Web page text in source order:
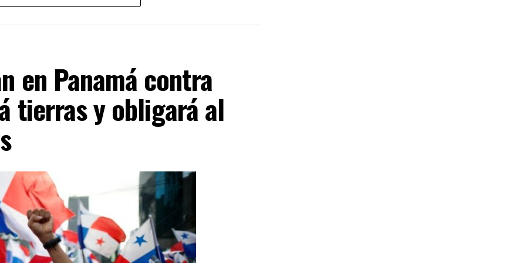
período.
0.2 puntos porcentuales registrado por el
Ministerio de Economía y Finanzas (MEF), que
ingresos del Gobierno Central. La relación entre
en 2012 a 7.1 % en 2025, mientras que los
de 18.7 % a 11.7 % en el mismo período.
en Panamá contra
tierras y obligará al